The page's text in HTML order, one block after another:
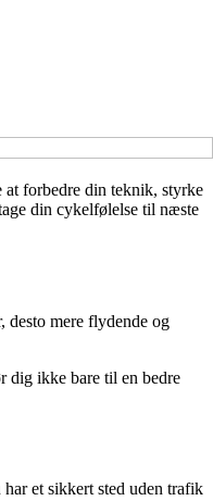
forbedre din teknik, styrke
din cykelfølelse til næste
desto mere flydende og
dig ikke bare til en bedre
et sikkert sted uden trafik